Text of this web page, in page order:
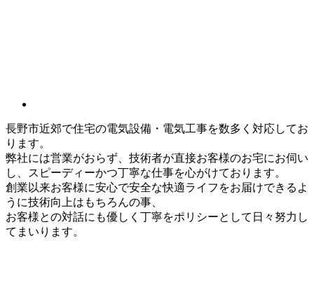
長野市近郊で住宅の電気設備・電気工事を数多く対応してお
ります。
弊社には営業がおらず、技術者が直接お客様のお宅にお伺い
し、スピーディーかつ丁寧な仕事を心がけております。
創業以来お客様に安心で安全な快適ライフをお届けできるよ
うに技術向上はもちろんの事、
お客様との対話にも優しく丁寧をポリシーとして日々努力し
てまいります。